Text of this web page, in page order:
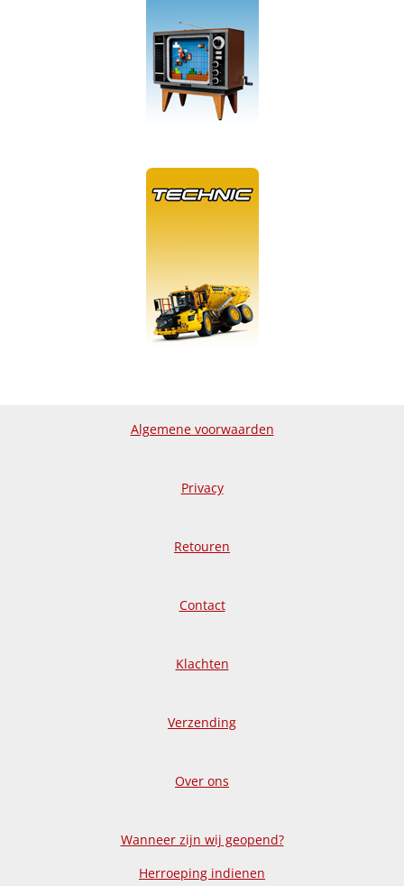
Algemene voorwaarden
Privacy
Retouren
Contact
Klachten
Verzending
Over ons
Wanneer zijn wij geopend?
Herroeping indienen